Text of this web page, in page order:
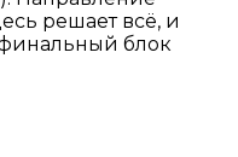
решает всё, и
блок